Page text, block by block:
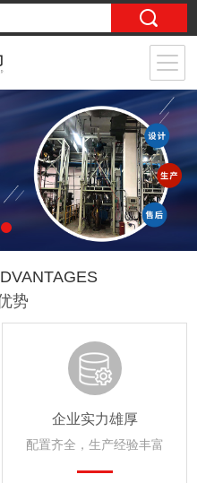
势
企业实力雄厚
配置齐全，生产经验丰富